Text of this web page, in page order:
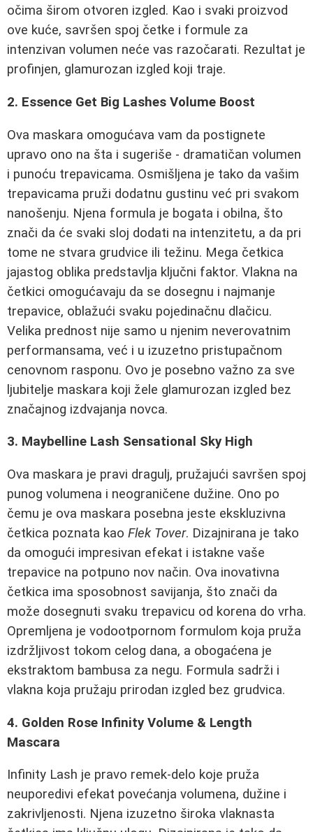
očima širom otvoren izgled. Kao i svaki proizvod
ove kuće, savršen spoj četke i formule za
intenzivan volumen neće vas razočarati. Rezultat je
profinjen, glamurozan izgled koji traje.
2. Essence Get Big Lashes Volume Boost
Ova maskara omogućava vam da postignete
upravo ono na šta i sugeriše - dramatičan volumen
i punoću trepavicama. Osmišljena je tako da vašim
trepavicama pruži dodatnu gustinu već pri svakom
nanošenju. Njena formula je bogata i obilna, što
znači da će svaki sloj dodati na intenzitetu, a da pri
tome ne stvara grudvice ili težinu. Mega četkica
jajastog oblika predstavlja ključni faktor. Vlakna na
četkici omogućavaju da se dosegnu i najmanje
trepavice, oblažući svaku pojedinačnu dlačicu.
Velika prednost nije samo u njenim neverovatnim
performansama, već i u izuzetno pristupačnom
cenovnom rasponu. Ovo je posebno važno za sve
ljubitelje maskara koji žele glamurozan izgled bez
značajnog izdvajanja novca.
3. Maybelline Lash Sensational Sky High
Ova maskara je pravi dragulj, pružajući savršen spoj
punog volumena i neograničene dužine. Ono po
čemu je ova maskara posebna jeste ekskluzivna
četkica poznata kao Flek Tover. Dizajnirana je tako
da omogući impresivan efekat i istakne vaše
trepavice na potpuno nov način. Ova inovativna
četkica ima sposobnost savijanja, što znači da
može dosegnuti svaku trepavicu od korena do vrha.
Opremljena je vodootpornom formulom koja pruža
izdržljivost tokom celog dana, a obogaćena je
ekstraktom bambusa za negu. Formula sadrži i
vlakna koja pružaju prirodan izgled bez grudvica.
4. Golden Rose Infinity Volume & Length
Mascara
Infinity Lash je pravo remek-delo koje pruža
neuporedivi efekat povećanja volumena, dužine i
zakrivljenosti. Njena izuzetno široka vlaknasta